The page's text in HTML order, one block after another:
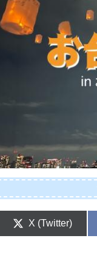
Share
X (Twitter)